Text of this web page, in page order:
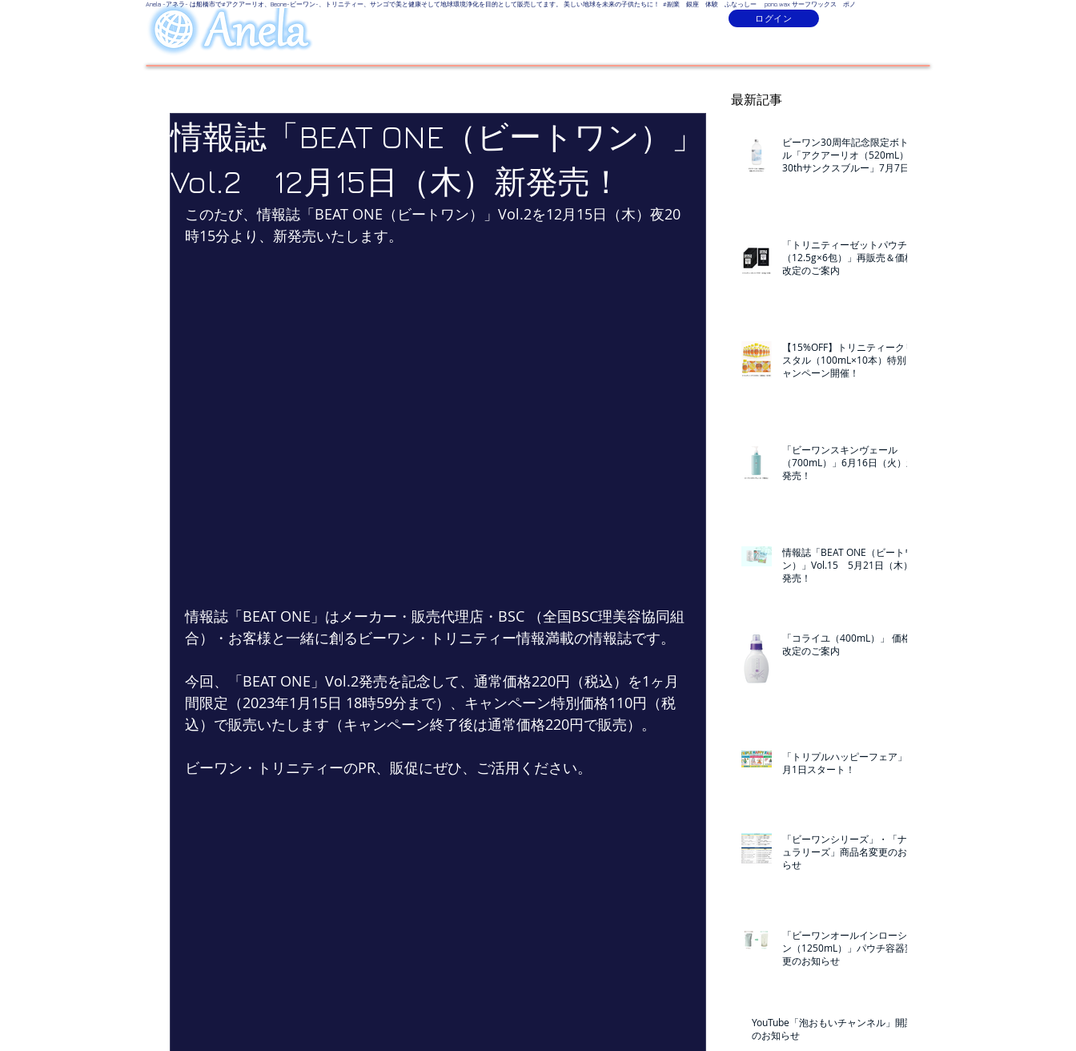
Anela -アネラ- は船橋市で#アクアーリオ、Beone-ビーワン-、トリニティー、サンゴで美と健康そして地球環境浄化を目的として販売してます。 美しい地球を未来の子供たちに！ #副業 銀座 体験 ふなっしー pono.wax サーフワックス ポノ
ログイン
情報誌「BEAT ONE（ビートワン）」
Vol.2 12月15日（木）新発売！
このたび、情報誌「BEAT ONE（ビートワン）」Vol.2を12月15日（木）夜20
時15分より、新発売いたします。
情報誌「BEAT ONE」はメーカー・販売代理店・BSC （全国BSC理美容協同組
合）・お客様と一緒に創るビーワン・トリニティー情報満載の情報誌です。
今回、「BEAT ONE」Vol.2発売を記念して、通常価格220円（税込）を1ヶ月
間限定（2023年1月15日 18時59分まで）、キャンペーン特別価格110円（税
込）で販売いたします（キャンペーン終了後は通常価格220円で販売）。
ビーワン・トリニティーのPR、販促にぜひ、ご活用ください。
最新記事
ビーワン30周年記念限定ボト
ル「アクアーリオ（520mL）
30thサンクスブルー」7月7日
「トリニティーゼットパウチ
（12.5g×6包）」再販売＆価格
改定のご案内
【15%OFF】トリニティークリ
スタル（100mL×10本）特別キ
ャンペーン開催！
「ビーワンスキンヴェール
（700mL）」6月16日（火）新
発売！
情報誌「BEAT ONE（ビートワ
ン）」Vol.15 5月21日（木）
発売！
「コライユ（400mL）」 価格
改定のご案内
「トリプルハッピーフェア」5
月1日スタート！
「ビーワンシリーズ」・「ナチ
ュラリーズ」商品名変更のお知
らせ
「ビーワンオールインローショ
ン（1250mL）」パウチ容器変
更のお知らせ
YouTube「泡おもいチャンネル」開設
のお知らせ